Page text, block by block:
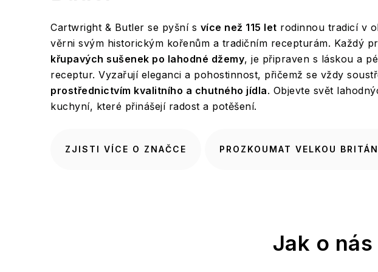
Cartwright & Butler se pyšní s více než 115 let rodinnou tradicí v
věrni svým historickým kořenům a tradičním recepturám. Každý
křupavých sušenek po lahodné džemy, je připraven s láskou a
receptur. Vyzařují eleganci a pohostinnost, přičemž se vždy
prostřednictvím kvalitního a chutného jídla. Objevte svět
kuchyní, které přinášejí radost a potěšení.
ZJISTI VÍCE O ZNAČCE PROZKOUMAT VELKOU